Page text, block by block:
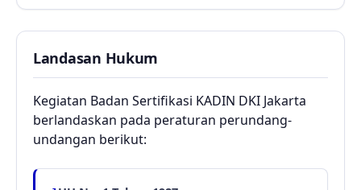
Landasan Hukum
Kegiatan Badan Sertifikasi KADIN DKI Jakarta
berlandaskan pada peraturan perundang-
undangan berikut: